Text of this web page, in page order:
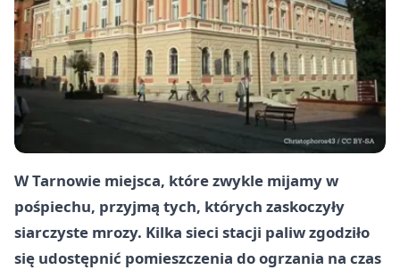
W Tarnowie miejsca, które zwykle mijamy w
pośpiechu, przyjmą tych, których zaskoczyły
siarczyste mrozy. Kilka sieci stacji paliw zgodziło
się udostępnić pomieszczenia do ogrzania na czas